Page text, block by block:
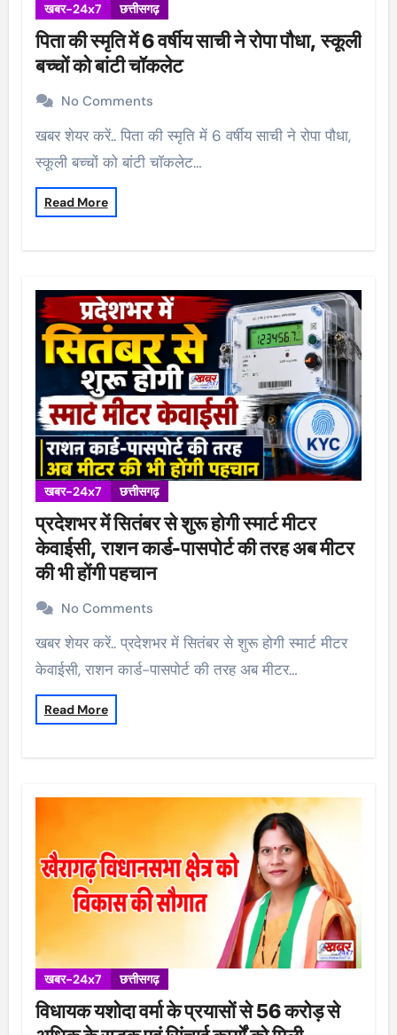
खबर-24x7 छत्तीसगढ़
पिता की स्मृति में 6 वर्षीय साची ने रोपा पौधा, स्कूली
बच्चों को बांटी चॉकलेट
No Comments
खबर शेयर करें.. पिता की स्मृति में 6 वर्षीय साची ने रोपा पौधा,
स्कूली बच्चों को बांटी चॉकलेट…
Read More
खबर-24x7 छत्तीसगढ़
प्रदेशभर में सितंबर से शुरू होगी स्मार्ट मीटर
केवाईसी, राशन कार्ड-पासपोर्ट की तरह अब मीटर
की भी होंगी पहचान
No Comments
खबर शेयर करें.. प्रदेशभर में सितंबर से शुरू होगी स्मार्ट मीटर
केवाईसी, राशन कार्ड-पासपोर्ट की तरह अब मीटर…
Read More
खबर-24x7 छत्तीसगढ़
विधायक यशोदा वर्मा के प्रयासों से 56 करोड़ से